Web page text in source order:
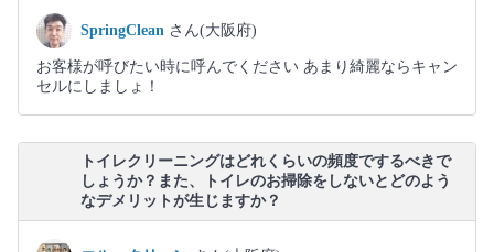
SpringClean さん(大阪府)
お客様が呼びたい時に呼んでください あまり綺麗ならキャン
セルにしましょ！
トイレクリーニングはどれくらいの頻度でするべきで
しょうか？また、トイレのお掃除をしないとどのよう
なデメリットが生じますか？